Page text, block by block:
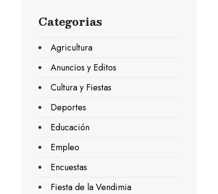
Categorias
Agricultura
Anuncios y Editos
Cultura y Fiestas
Deportes
Educación
Empleo
Encuestas
Fiesta de la Vendimia